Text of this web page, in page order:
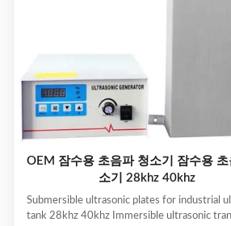
OEM 잠수용 초음파 청소기 잠수용 초
소기 28khz 40khz
Submersible ultrasonic plates for industrial
tank 28khz 40khz Immersible ultrasonic